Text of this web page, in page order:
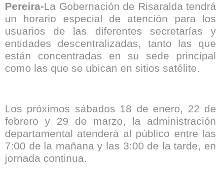
Pereira-La Gobernación de Risaralda tendrá
un horario especial de atención para los
usuarios de las diferentes secretarías y
entidades descentralizadas, tanto las que
están concentradas en su sede principal
como las que se ubican en sitios satélite.
Los próximos sábados 18 de enero, 22 de
febrero y 29 de marzo, la administración
departamental atenderá al público entre las
7:00 de la mañana y las 3:00 de la tarde, en
jornada continua.